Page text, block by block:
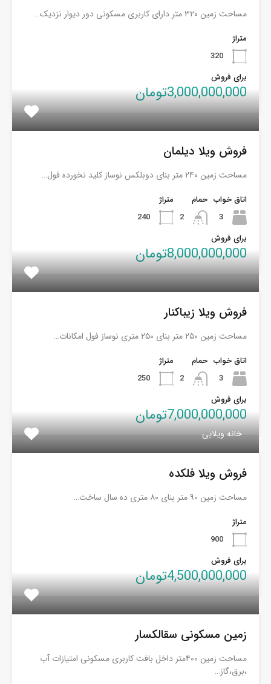
مساحت زمین ۳۲۰ متر دارای کاربری مسکونی دور دیوار نزدیک…
متراژ
320
برای فروش
3,000,000,000تومان
فروش ویلا دیلمان
مساحت زمین ۲۴۰ متر بنای دوبلکس نوساز کلید نخورده فول…
اتاق خواب
3
حمام
2
متراژ
240
برای فروش
8,000,000,000تومان
فروش ویلا زیباکنار
مساحت زمین ۲۵۰ متر بنای ۲۵۰ متری نوساز فول امکانات…
اتاق خواب
3
حمام
2
متراژ
250
برای فروش
7,000,000,000تومان
خانه ویلایی
فروش ویلا فلکده
مساحت زمین ۹۰ متر بنای ۸۰ متری ده سال ساخت…
متراژ
900
برای فروش
4,500,000,000تومان
زمین مسکونی سقالکسار
مساحت زمین ۴۰۰متر داخل بافت کاربری مسکونی امتیازات آب
،برق،گاز…